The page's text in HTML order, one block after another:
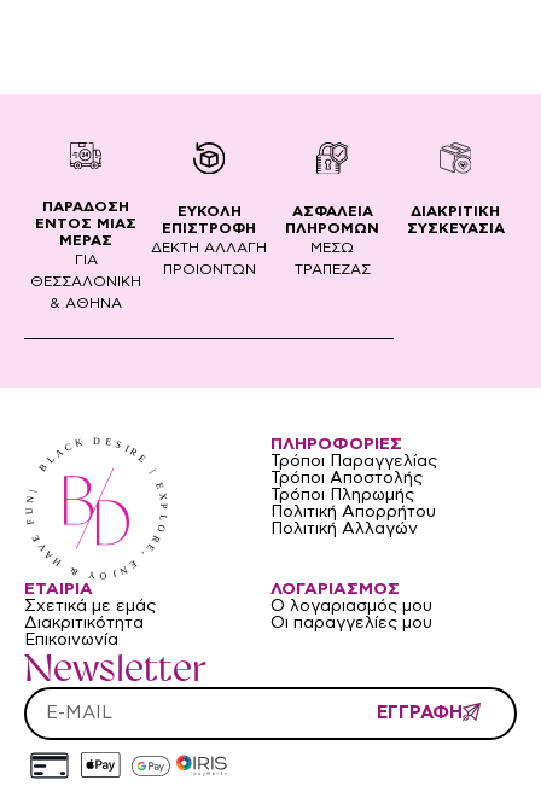
ΠΑΡΑΔΟΣΗ
ΕΝΤΟΣ ΜΙΑΣ
ΜΕΡΑΣ
ΓΙΑ
ΘΕΣΣΑΛΟΝΙΚΗ
& ΑΘΗΝΑ
ΕΥΚΟΛΗ
ΕΠΙΣΤΡΟΦΗ
ΔΕΚΤΗ ΑΛΛΑΓΗ
ΠΡΟΙΟΝΤΩΝ
ΑΣΦΑΛΕΙΑ
ΠΛΗΡΟΜΩΝ
ΜΕΣΩ
ΤΡΑΠΕΖΑΣ
ΔΙΑΚΡΙΤΙΚΗ
ΣΥΣΚΕΥΑΣΙΑ
ΠΛΗΡΟΦΟΡΙΕΣ
Τρόποι Παραγγελίας
Τρόποι Αποστολής
Τρόποι Πληρωμής
Πολιτική Απορρήτου
Πολιτική Αλλαγών
ΛΟΓΑΡΙΑΣΜΟΣ
Ο λογαριασμός μου
Οι παραγγελίες μου
ΕΤΑΙΡΙΑ
Σχετικά με εμάς
Διακριτικότητα
Επικοινωνία
Newsletter
ΕΓΓΡΑΦΗ